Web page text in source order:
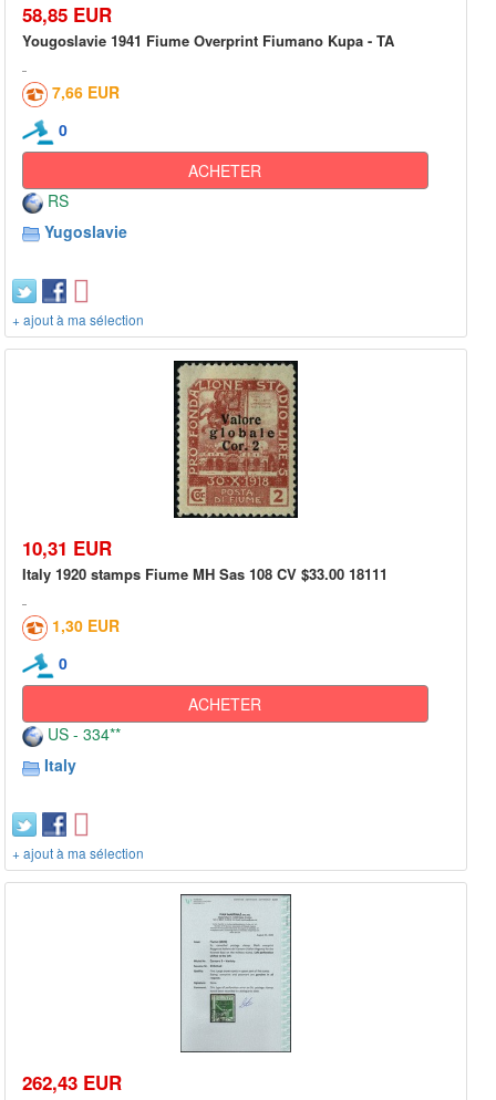
58,85 EUR
Yougoslavie 1941 Fiume Overprint Fiumano Kupa - TA
7,66 EUR
0
ACHETER
RS
Yugoslavie
+ ajout à ma sélection
10,31 EUR
Italy 1920 stamps Fiume MH Sas 108 CV $33.00 18111
1,30 EUR
0
ACHETER
US - 334**
Italy
+ ajout à ma sélection
262,43 EUR